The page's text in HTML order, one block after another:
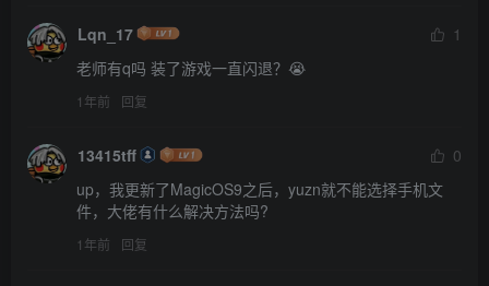
Lqn_17
1
老师有q吗 装了游戏一直闪退？😭
1年前 回复
13415tff
0
up，我更新了MagicOS9之后，yuzn就不能选择手机文
件，大佬有什么解决方法吗?
1年前 回复